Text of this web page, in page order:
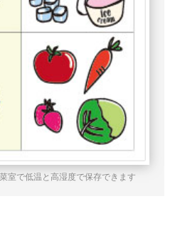
室で低温と高湿度で保存できます